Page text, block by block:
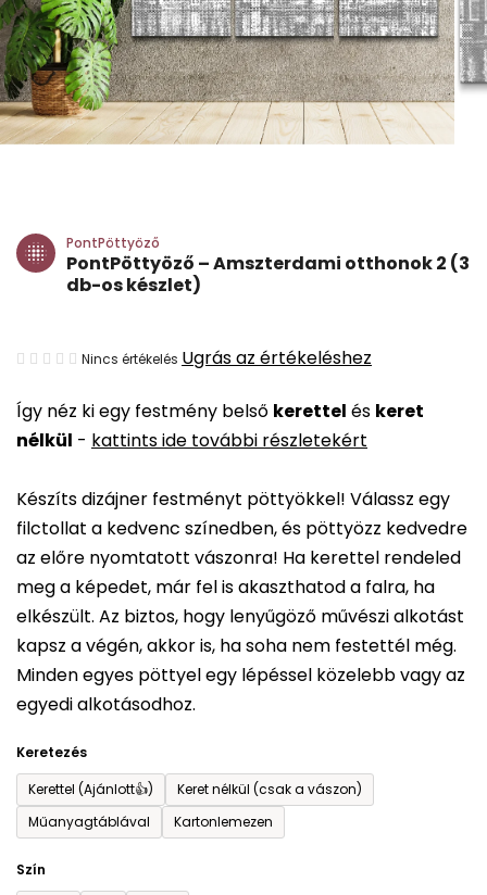
Így néz ki egy festmény belső kerettel és keret
nélkül - kattints ide további részletekért
Készíts dizájner festményt pöttyökkel! Válassz egy
filctollat a kedvenc színedben, és pöttyözz kedvedre
az előre nyomtatott vászonra! Ha kerettel rendeled
meg a képedet, már fel is akaszthatod a falra, ha
elkészült. Az biztos, hogy lenyűgöző művészi alkotást
kapsz a végén, akkor is, ha soha nem festettél még.
Minden egyes pöttyel egy lépéssel közelebb vagy az
egyedi alkotásodhoz.
Keretezés
Kerettel (Ajánlott👍)
Keret nélkül (csak a vászon)
Műanyagtáblával
Kartonlemezen
Szín
PontPöttyöző
PontPöttyöző – Amszterdami otthonok 2 (3
db-os készlet)
A
átlagos
értékelése
ből
0,0
csillag.
Nincs értékelés Ugrás az értékeléshez